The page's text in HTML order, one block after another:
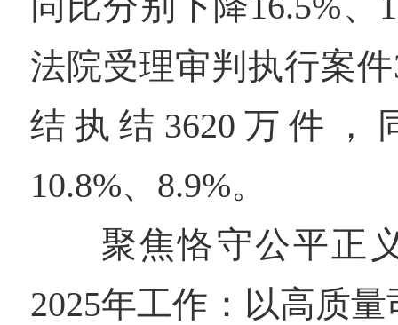
法院受理审判执行案
结执结3620万件，
10.8%、8.9%。
聚焦恪守公平正
2025年工作：以高质